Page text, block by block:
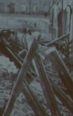
CIEKAWOSTKI
PROGRAMY
RAPORTY
TVN24 УКРАЇНСЬКОЮ
МОВОЮ